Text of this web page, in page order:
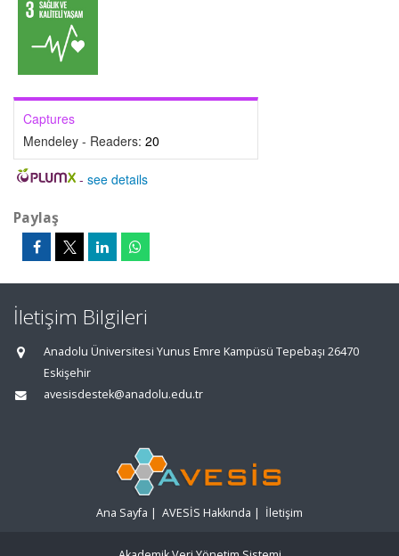
Captures
Mendeley - Readers: 20
- see details
Paylaş
İletişim Bilgileri
Anadolu Üniversitesi Yunus Emre Kampüsü Tepebaşı 26470
Eskişehir
avesisdestek@anadolu.edu.tr
Ana Sayfa | AVESİS Hakkında | İletişim